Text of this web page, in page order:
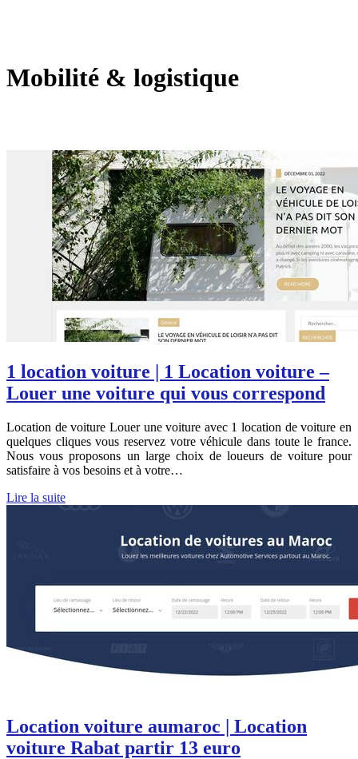
Mobilité & logistique
1 location voiture | 1 Location voiture –
Louer une voiture qui vous correspond
Location de voiture Louer une voiture avec 1 location de voiture en
quelques cliques vous reservez votre véhicule dans toute le france.
Nous vous proposons un large choix de loueurs de voiture pour
satisfaire à vos besoins et à votre…
Lire la suite
Location voiture aumaroc | Location
voiture Rabat partir 13 euro